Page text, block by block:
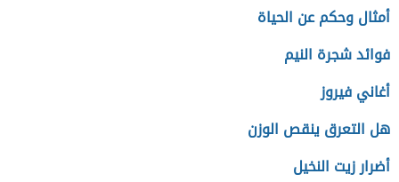
أمثال وحكم عن الحياة
فوائد شجرة النيم
أغاني فيروز
هل التعرق ينقص الوزن
أضرار زيت النخيل